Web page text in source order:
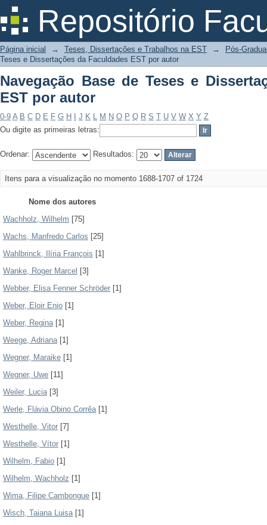
Repositório
Navegação Base de Teses e
Página inicial → Teses, Dissertações e Trabalhos na EST →
Pós-
Teses e Dissertações da Faculdades EST por autor
Navegação Base de Teses e
EST por autor
0-9 A B C D E F G H J K L M N O P Q R S T U V W X Y Z
Ou digite as primeiras letras:
Ordenar: Resultados:
Itens para a visualização no momento 1688-1707 of 1724
Nome dos autores
Wachholz, Wilhelm [75]
Wachs, Manfredo Carlos [25]
Wahlbrinck, Ilíria François [1]
Wanke, Roger Marcel [3]
Webber, Elisa Fenner Schröder [1]
Weber, Eloir Enio [1]
Weber, Regina[1]
Weege, Adriana[1]
Wegner, Maraike [1]
Wegner, Uwe [11]
Weiler, Lucia[3]
Werle, Flávia Obino Corrêa[1]
Westhelle, Vitor [7]
Westhelle, Vítor [1]
Wilhelm, Fabio [1]
Wilhelm, Wachholz [1]
Wima, Filipe Cambongue [1]
Wisch, Taiana Luisa[1]